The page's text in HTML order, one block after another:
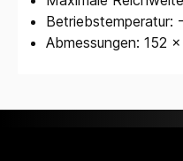
Betriebstemperatur:
Abmessungen: 152